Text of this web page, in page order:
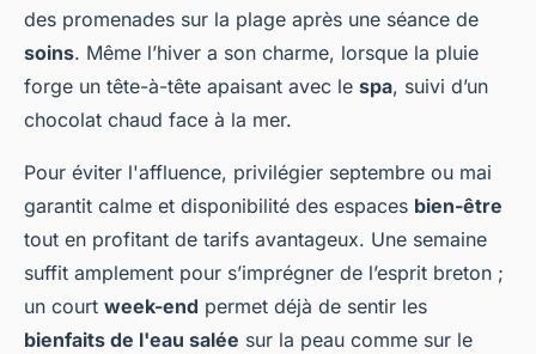
des promenades sur la plage après une séance de
soins. Même l’hiver a son charme, lorsque la pluie
forge un tête-à-tête apaisant avec le spa, suivi d’un
chocolat chaud face à la mer.
Pour éviter l'affluence, privilégier septembre ou mai
garantit calme et disponibilité des espaces bien-être
tout en profitant de tarifs avantageux. Une semaine
suffit amplement pour s’imprégner de l’esprit breton ;
un court week-end permet déjà de sentir les
bienfaits de l'eau salée sur la peau comme sur le